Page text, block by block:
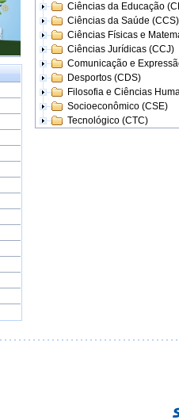
Ciências da Educação
Ciências da Saúde (CCS)
Ciências Físicas e
Ciências Jurídicas (CCJ)
Comunicação e
Desportos (CDS)
Filosofia e Ciências
Socioeconômico (CSE)
Tecnológico (CTC)